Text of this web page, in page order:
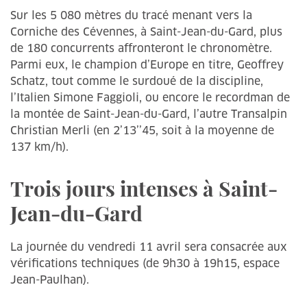
Sur les 5 080 mètres du tracé menant vers la
Corniche des Cévennes, à Saint-Jean-du-Gard, plus
de 180 concurrents affronteront le chronomètre.
Parmi eux, le champion d’Europe en titre, Geoffrey
Schatz, tout comme le surdoué de la discipline,
l’Italien Simone Faggioli, ou encore le recordman de
la montée de Saint-Jean-du-Gard, l’autre Transalpin
Christian Merli (en 2’13’’45, soit à la moyenne de
137 km/h).
Trois jours intenses à Saint-
Jean-du-Gard
La journée du vendredi 11 avril sera consacrée aux
vérifications techniques (de 9h30 à 19h15, espace
Jean-Paulhan).